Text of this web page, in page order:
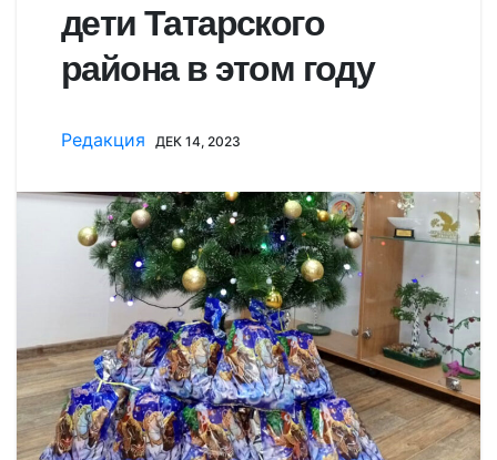
дети Татарского
района в этом году
Редакция ДЕК 14, 2023